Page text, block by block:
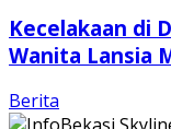
Kecelakaan di
Wanita Lansia
Berita